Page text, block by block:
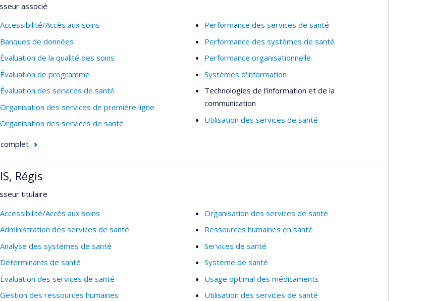
associé
Accessibilité/Accès aux soins
Banques de données
Évaluation de la qualité des soins
Évaluation de programme
Évaluation des services de santé
Organisation des services de première ligne
Organisation des services de santé
Performance des services de santé
Performance des systèmes de santé
Performance organisationnelle
Systèmes d'information
Technologies de l'information et de la
communication
Utilisation des services de santé
Régis
titulaire
Accessibilité/Accès aux soins
Administration des services de santé
Analyse des systèmes de santé
Déterminants de santé
Évaluation des services de santé
Gestion des ressources humaines
Organisation des services de santé
Ressources humaines en santé
Services de santé
Système de santé
Usage optimal des médicaments
Utilisation des services de santé